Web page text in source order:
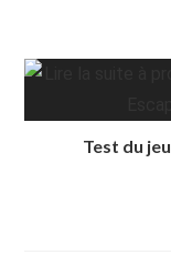
Test du